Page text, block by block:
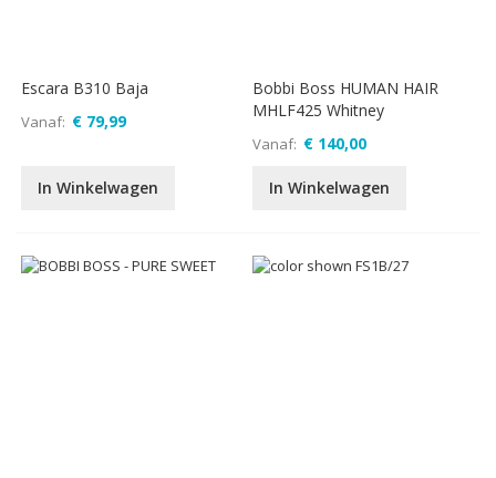
Escara B310 Baja
Vanaf € 79,99
In Winkelwagen
Bobbi Boss HUMAN HAIR
MHLF425 Whitney
Vanaf € 140,00
In Winkelwagen